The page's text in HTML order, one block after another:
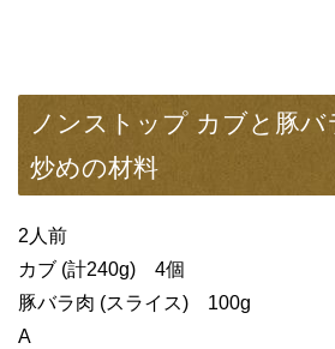
ノンストップ カブと豚
炒めの材料
2人前
カブ (計240g) 4個
豚バラ肉 (スライス) 100g
A